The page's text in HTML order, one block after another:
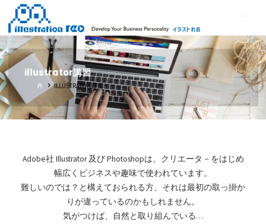
テ
ン
ツ
へ
ス
キ
ッ
ス
ト
れ
お
illustrator講習
ホ
ー
ILLUSTRATOR講習
Adobe社 Illustrator 及び Photoshopは、クリエータ－をはじめ
幅広くビジネスや趣味で使われています。
難しいのでは？と構えておられる方、それは最初の取っ掛か
りが違っているのかもしれません。
気がつけば、自然と取り組んでいる…